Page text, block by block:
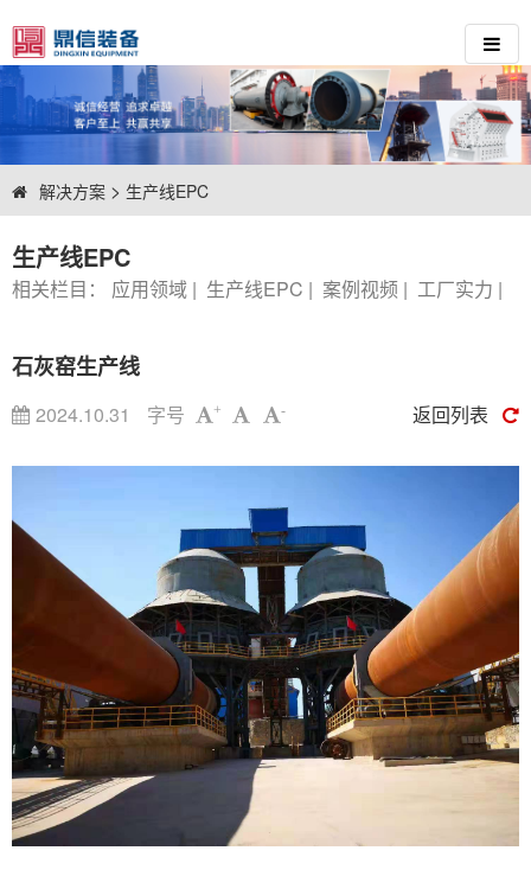
解决方案 > 生产线EPC
生产线EPC
相关栏目： 应用领域 | 生产线EPC | 案例视频 | 工厂实力 |
石灰窑生产线
2024.10.31 字号 + - 返回列表